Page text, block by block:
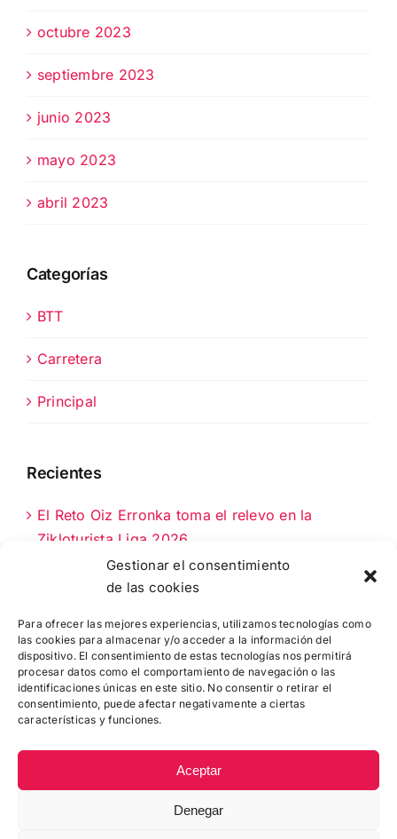
Gestionar el consentimiento
de las cookies
Para ofrecer las mejores experiencias, utilizamos tecnologías como
las cookies para almacenar y/o acceder a la información del
dispositivo. El consentimiento de estas tecnologías nos permitirá
procesar datos como el comportamiento de navegación o las
identificaciones únicas en este sitio. No consentir o retirar el
consentimiento, puede afectar negativamente a ciertas
características y funciones.
Aceptar
Denegar
octubre 2023
septiembre 2023
junio 2023
mayo 2023
abril 2023
Categorías
BTT
Carretera
Principal
Recientes
El Reto Oiz Erronka toma el relevo en la
Zikloturista Liga 2026
La Fernando Astorki 2026: 90 km clave en el
NUEVA OPORTUNIDAD: 50 DORSALES MÁS
PARA LA MTB MARTXA DE MUNGIA
Zikloturistaliga